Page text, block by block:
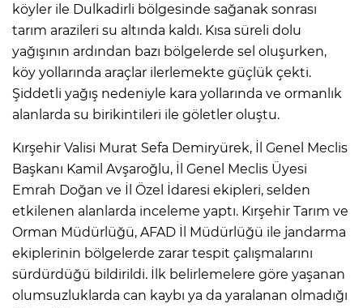
köyler ile Dulkadirli bölgesinde sağanak sonrası
tarım arazileri su altında kaldı. Kısa süreli dolu
yağışının ardından bazı bölgelerde sel oluşurken,
köy yollarında araçlar ilerlemekte güçlük çekti.
Şiddetli yağış nedeniyle kara yollarında ve ormanlık
alanlarda su birikintileri ile göletler oluştu.
Kırşehir Valisi Murat Sefa Demiryürek, İl Genel Meclis
Başkanı Kamil Avşaroğlu, İl Genel Meclis Üyesi
Emrah Doğan ve İl Özel İdaresi ekipleri, selden
etkilenen alanlarda inceleme yaptı. Kırşehir Tarım ve
Orman Müdürlüğü, AFAD İl Müdürlüğü ile jandarma
ekiplerinin bölgelerde zarar tespit çalışmalarını
sürdürdüğü bildirildi. İlk belirlemelere göre yaşanan
olumsuzluklarda can kaybı ya da yaralanan olmadığı